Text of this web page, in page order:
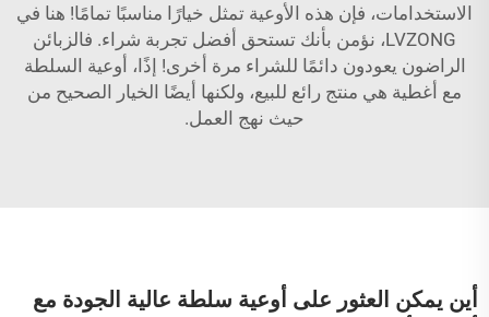
الاستخدامات، فإن هذه الأوعية تمثل خيارًا مناسبًا تمامًا! هنا في
LVZONG، نؤمن بأنك تستحق أفضل تجربة شراء. فالزبائن
الراضون يعودون دائمًا للشراء مرة أخرى! إذًا، أوعية السلطة
مع أغطية هي منتج رائع للبيع، ولكنها أيضًا الخيار الصحيح من
حيث نهج العمل.
أين يمكن العثور على أوعية سلطة عالية الجودة مع